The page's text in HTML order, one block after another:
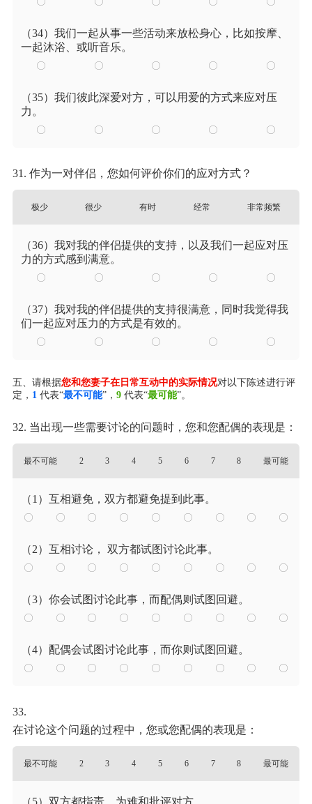
（34）我们一起从事一些活动来放松身心，比如按摩、
一起沐浴、或听音乐。
（35）我们彼此深爱对方，可以用爱的方式来应对压
力。
31. 作为一对伴侣，您如何评价你们的应对方式？
极少 很少 有时 经常 非常频繁
（36）我对我的伴侣提供的支持，以及我们一起应对压
力的方式感到满意。
（37）我对我的伴侣提供的支持很满意，同时我觉得我
们一起应对压力的方式是有效的。
五、请根据您和您妻子在日常互动中的实际情况对以下陈述进行评
定， 1 代表“最不可能”， 9 代表“最可能”。
32. 当出现一些需要讨论的问题时，您和您配偶的表现是：
最不可能 2 3 4 5 6 7 8 最可能
（1）互相避免，双方都避免提到此事。
（2）互相讨论， 双方都试图讨论此事。
（3）你会试图讨论此事，而配偶则试图回避。
（4）配偶会试图讨论此事，而你则试图回避。
33.
在讨论这个问题的过程中，您或您配偶的表现是：
最不可能 2 3 4 5 6 7 8 最可能
（5）双方都指责、为难和批评对方。